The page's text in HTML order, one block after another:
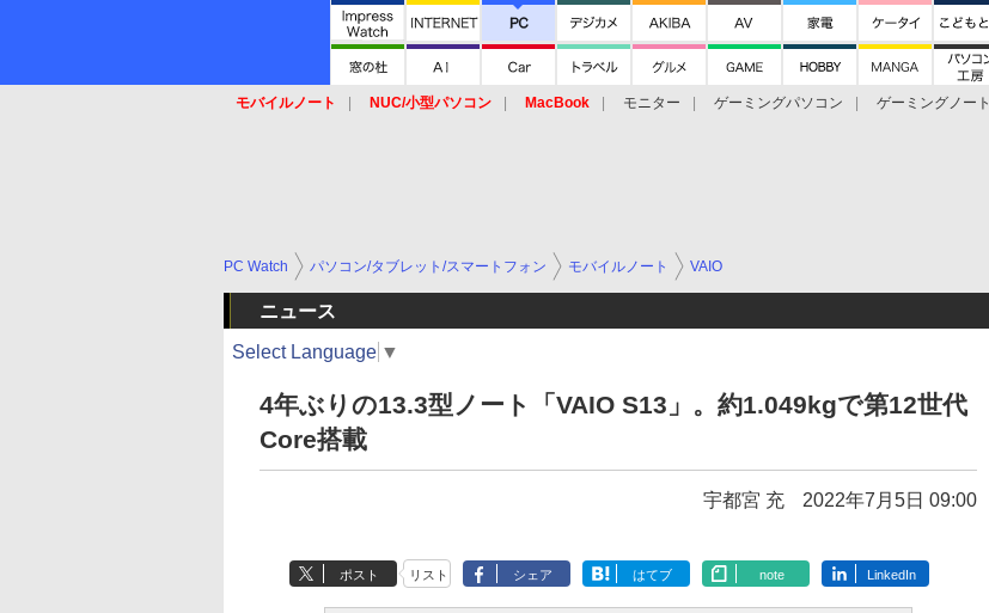
モバイルノート NUC/小型パソコン MacBook モニター ゲーミングパソコン ゲーミングノート
PC Watch パソコン/タブレット/スマートフォン モバイルノート VAIO
ニュース
Select Language ▼
4年ぶりの13.3型ノート「VAIO S13」。約1.049kgで第12世代
Core搭載
宇都宮 充 2022年7月5日 09:00
ポスト リスト シェア はてブ note LinkedIn